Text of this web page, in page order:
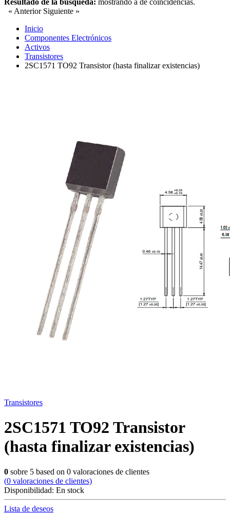
Resultado de la búsqueda: mostrando a de coincidencias.
« Anterior Siguiente »
Inicio
Componentes Electrónicos
Activos
Transistores
2SC1571 TO92 Transistor (hasta finalizar existencias)
Transistores
2SC1571 TO92 Transistor
(hasta finalizar existencias)
0 sobre 5 based on 0 valoraciones de clientes
(0 valoraciones de clientes)
Disponibilidad: En stock
Lista de deseos